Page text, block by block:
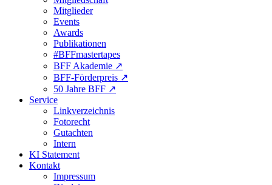
Mitglieder
Events
Awards
Publikationen
#BFFmastertapes
BFF Akademie ↗︎
BFF-Förderpreis ↗︎
50 Jahre BFF ↗︎
Service
Linkverzeichnis
Fotorecht
Gutachten
Intern
KI Statement
Kontakt
Impressum